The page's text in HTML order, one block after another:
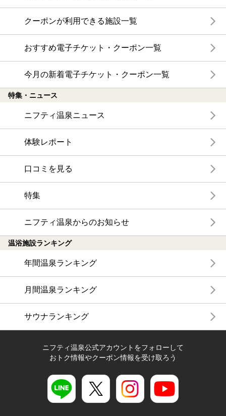
クーポンが利用できる施設一覧
おすすめ電子チケット・クーポン一覧
今月の新着電子チケット・クーポン一覧
特集・ニュース
ニフティ温泉ニュース
体験レポート
口コミを見る
特集
ニフティ温泉からのお知らせ
温浴施設ランキング
年間温泉ランキング
月間温泉ランキング
サウナランキング
ニフティ温泉公式アカウントをフォローして
おトク情報やクーポン情報を受け取ろう